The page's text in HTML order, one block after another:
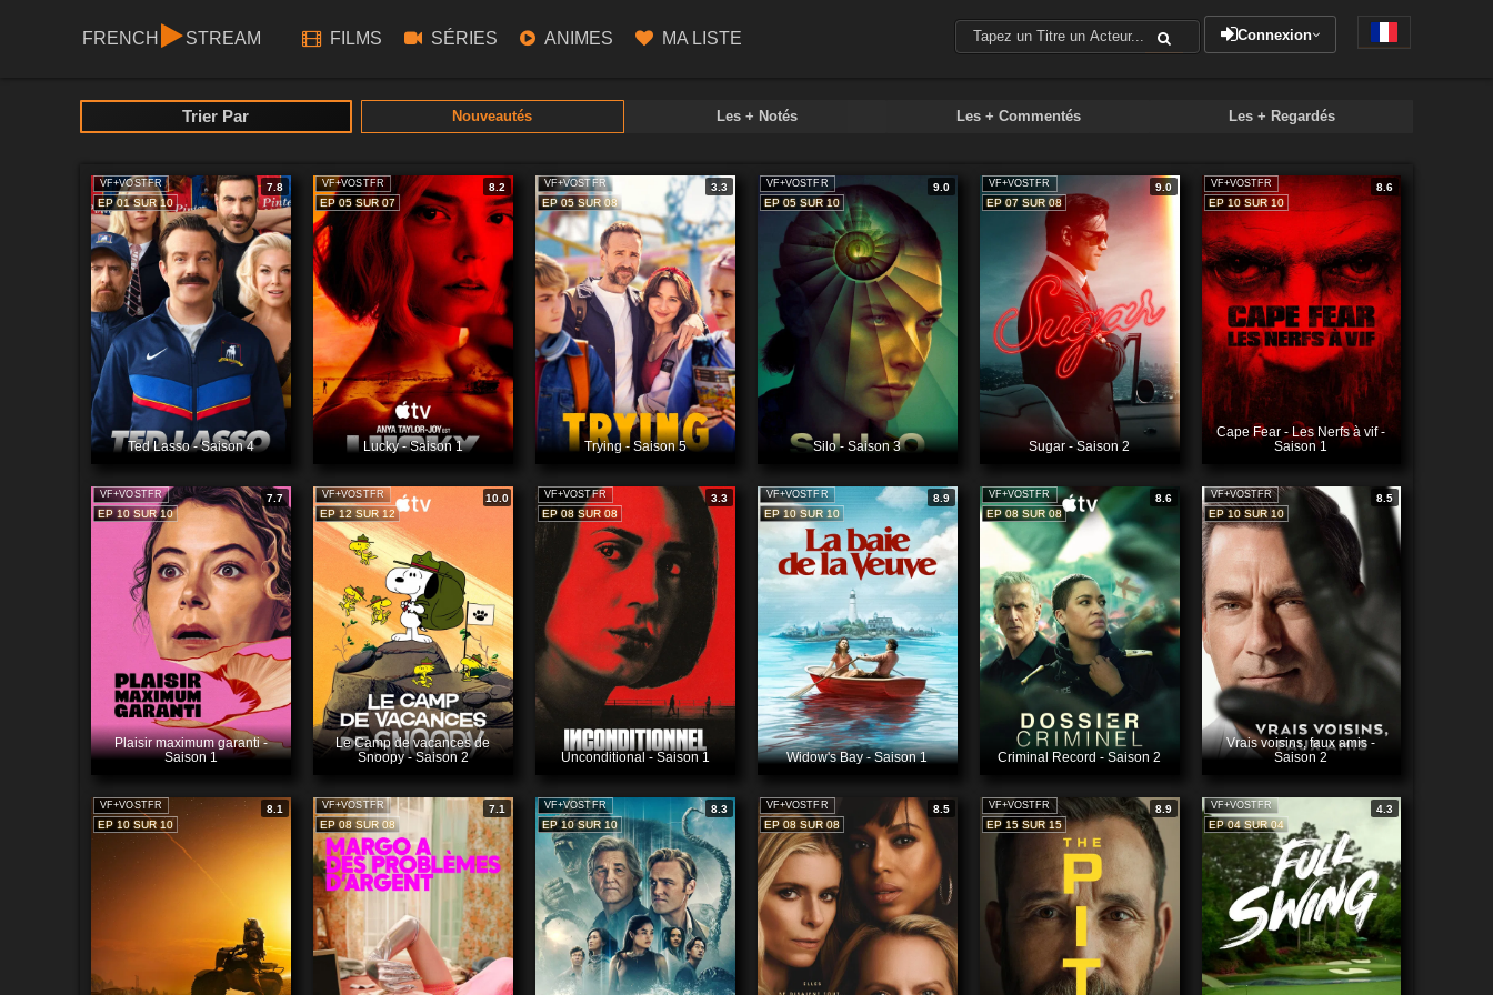
FRENCH STREAM FILMS SÉRIES ANIMES MA LISTE Connexion
Trier Par Nouveautés Les + Notés Les + Commentés Les + Regardés
VF+VOSTFR
7.8
EP 01 SUR 10
Ted Lasso - Saison 4
VF+VOSTFR
8.2
EP 05 SUR 07
Lucky - Saison 1
VF+VOSTFR
3.3
EP 05 SUR 08
Trying - Saison 5
VF+VOSTFR
9.0
EP 05 SUR 10
Silo - Saison 3
VF+VOSTFR
9.0
EP 07 SUR 08
Sugar - Saison 2
VF+VOSTFR
8.6
EP 10 SUR 10
Cape Fear - Les Nerfs à vif -
Saison 1
VF+VOSTFR
7.7
EP 10 SUR 10
Plaisir maximum garanti -
Saison 1
VF+VOSTFR
10.0
EP 12 SUR 12
Le Camp de vacances de
Snoopy - Saison 2
VF+VOSTFR
3.3
EP 08 SUR 08
Unconditional - Saison 1
VF+VOSTFR
8.9
EP 10 SUR 10
Widow's Bay - Saison 1
VF+VOSTFR
8.6
EP 08 SUR 08
Criminal Record - Saison 2
VF+VOSTFR
8.5
EP 10 SUR 10
Vrais voisins, faux amis -
Saison 2
VF+VOSTFR
8.1
EP 10 SUR 10
VF+VOSTFR
7.1
EP 08 SUR 08
VF+VOSTFR
8.3
EP 10 SUR 10
VF+VOSTFR
8.5
EP 08 SUR 08
VF+VOSTFR
8.9
EP 15 SUR 15
VF+VOSTFR
4.3
EP 04 SUR 04